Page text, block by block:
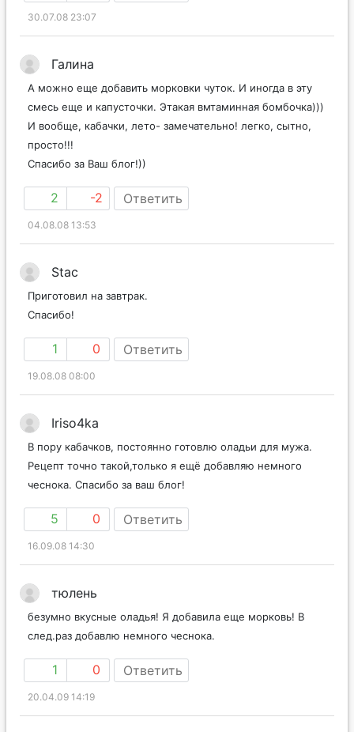
30.07.08 23:07
Галина
А можно еще добавить морковки чуток. И иногда в эту
смесь еще и капусточки. Этакая вмтаминная бомбочка)))
И вообще, кабачки, лето- замечательно! легко, сытно,
просто!!!
Спасибо за Ваш блог!))
2 -2 Ответить
04.08.08 13:53
Stac
Приготовил на завтрак.
Спасибо!
1 0 Ответить
19.08.08 08:00
Iriso4ka
В пору кабачков, постоянно готовлю оладьи для мужа.
Рецепт точно такой,только я ещё добавляю немного
чеснока. Спасибо за ваш блог!
5 0 Ответить
16.09.08 14:30
тюлень
безумно вкусные оладья! Я добавила еще морковь! В
след.раз добавлю немного чеснока.
1 0 Ответить
20.04.09 14:19